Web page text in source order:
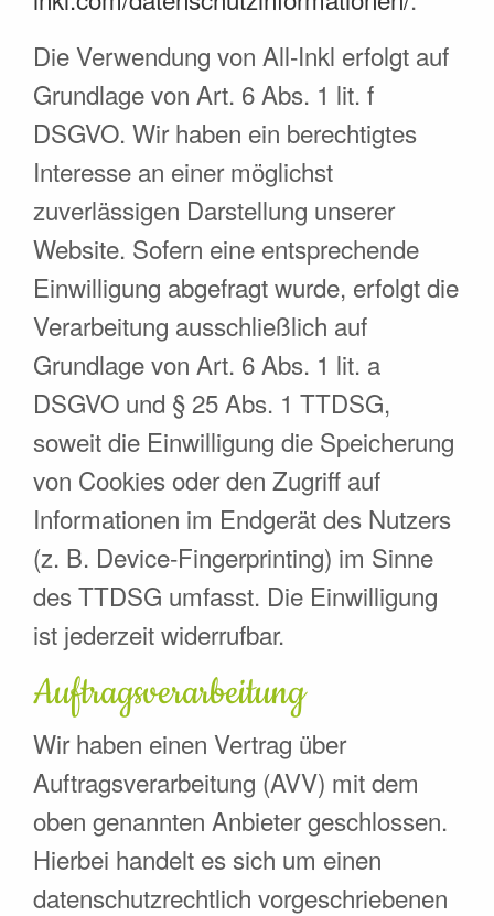
Die Verwendung von All-Inkl erfolgt auf
Grundlage von Art. 6 Abs. 1 lit. f
DSGVO. Wir haben ein berechtigtes
Interesse an einer möglichst
zuverlässigen Darstellung unserer
Website. Sofern eine entsprechende
Einwilligung abgefragt wurde, erfolgt die
Verarbeitung ausschließlich auf
Grundlage von Art. 6 Abs. 1 lit. a
DSGVO und § 25 Abs. 1 TTDSG,
soweit die Einwilligung die Speicherung
von Cookies oder den Zugriff auf
Informationen im Endgerät des Nutzers
(z. B. Device-Fingerprinting) im Sinne
des TTDSG umfasst. Die Einwilligung
ist jederzeit widerrufbar.
Auftragsverarbeitung
Wir haben einen Vertrag über
Auftragsverarbeitung (AVV) mit dem
oben genannten Anbieter geschlossen.
Hierbei handelt es sich um einen
datenschutzrechtlich vorgeschriebenen